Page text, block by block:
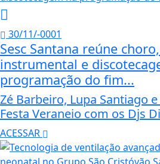
30/11/-0001
Sesc Santana reúne
instrumental e
programação do fim...
Zé Barbeiro, Lupa Santiago
Festa Veraneio com os Djs
ACESSAR